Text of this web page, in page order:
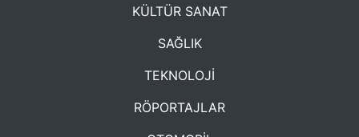
KÜLTÜR SANAT
SAĞLIK
TEKNOLOJİ
RÖPORTAJLAR